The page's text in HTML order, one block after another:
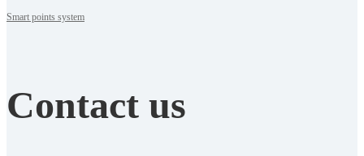
Smart points system
Contact us